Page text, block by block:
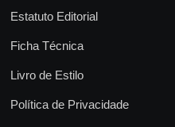
Estatuto Editorial
Ficha Técnica
Livro de Estilo
Política de Privacidade